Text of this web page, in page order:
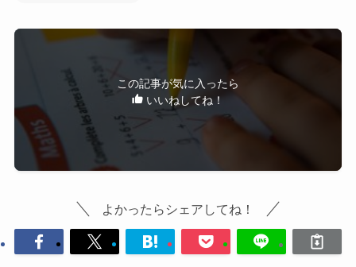
この記事が気に入ったら
いいねしてね！
よかったらシェアしてね！